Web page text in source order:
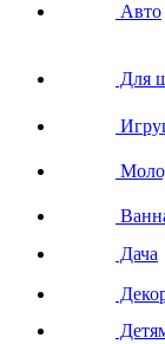
Авто
Для
Дача